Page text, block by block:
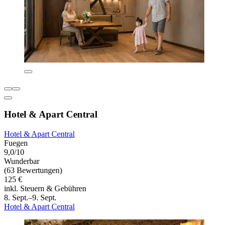
Hotel & Apart Central
Hotel & Apart Central
Fuegen
9,0/10
Wunderbar
(63 Bewertungen)
125 €
inkl. Steuern & Gebühren
8. Sept.–9. Sept.
Hotel & Apart Central